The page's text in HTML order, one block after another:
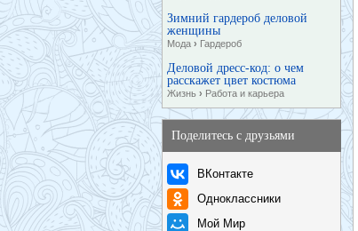
Зимний гардероб деловой
женщины
Мода › Гардероб
Деловой дресс-код: о чем
расскажет цвет костюма
Жизнь › Работа и карьера
Поделитесь с друзьями
ВКонтакте
Одноклассники
Мой Мир